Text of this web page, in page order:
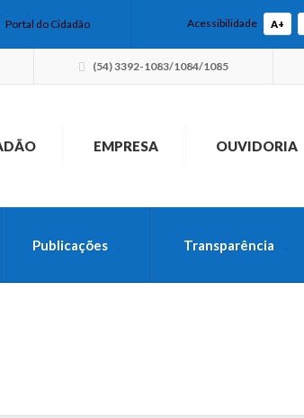
Portal do Cidadão Acessibilidade A+
(54) 3392-1083/1084/1085
EMPRESA OUVIDORIA
Publicações Transparência